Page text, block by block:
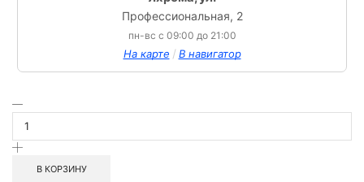
Профессиональная, 2
пн-вс с 09:00 до 21:00
На карте / В навигатор
товара
Водка
Золотая
В КОРЗИНУ